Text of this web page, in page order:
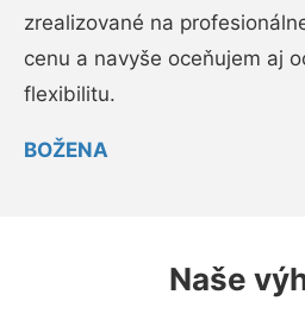
zrealizované na
cenu a navyše oceňujem aj
flexibilitu.
BOŽENA
Naše